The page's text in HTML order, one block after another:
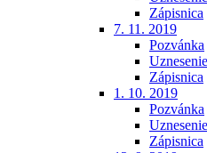
Zápisnica
7. 11. 2019
Pozvánka
Uznesenie
Zápisnica
1. 10. 2019
Pozvánka
Uznesenie
Zápisnica